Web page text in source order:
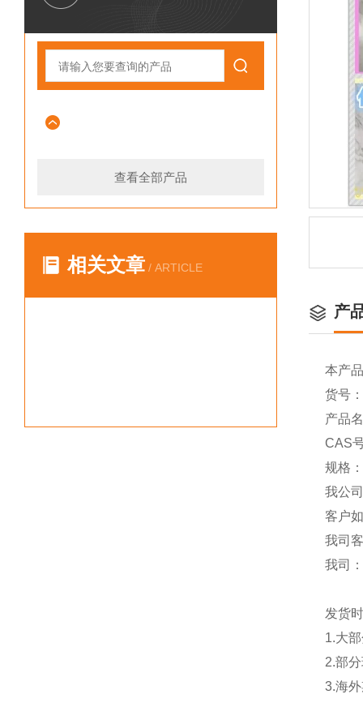
查看全部产品
相关文章 / ARTICLE
产
本产
货号
产品
CAS
规格
我公
客户
我司
我司
发货
1.大
2.部
3.海